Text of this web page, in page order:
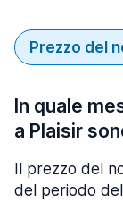
Prezzo del
In quale
a Plaisir
Il prezzo del
del periodo